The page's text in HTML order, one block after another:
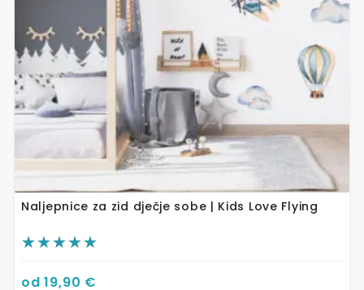
Naljepnice za zid dječje sobe | Kids Love Flying
od19,90 €
na
stranici
proizvoda